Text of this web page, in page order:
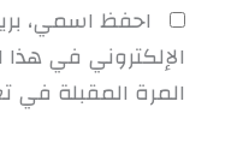
احفظ اسمي،
الإلكتروني في
المرة المقبلة في